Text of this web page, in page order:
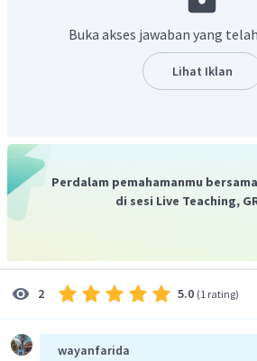
Jadi, jawaban yang benar hasil
Buka akses jawaban yang
Lihat Iklan
Perdalam pemahamanmu
di sesi Live Teaching,
2 5.0 (1 rating)
wayanfarida